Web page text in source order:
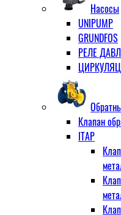
Насосы
UNIPUMP
GRUNDFOS
РЕЛЕ
Клапан
ITAP